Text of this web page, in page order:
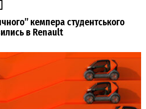
кемпера студентського
в Renault